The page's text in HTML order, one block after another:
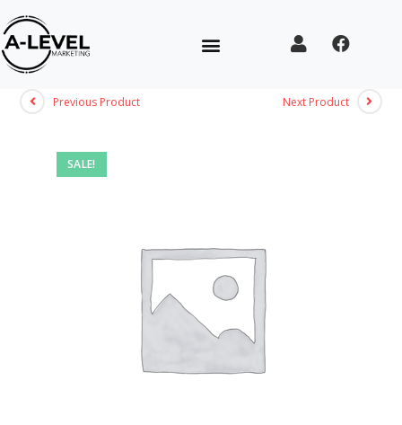
SALE!
Previous Product Next Product